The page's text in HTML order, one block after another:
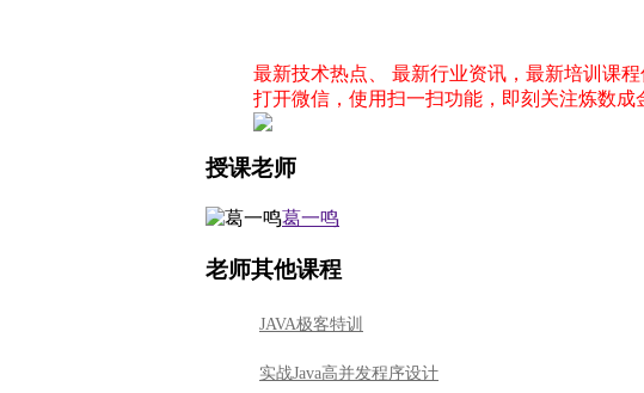
最新技术热点、 最新行业资讯，最新培训课
打开微信，使用扫一扫功能，即刻关注炼数
授课老师
葛一鸣
老师其他课程
JAVA极客特训
实战Java高并发程序设计